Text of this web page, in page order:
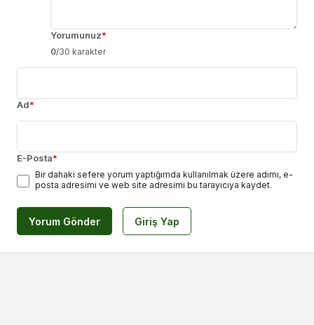
Yorumunuz*
0/30 karakter
Ad*
E-Posta*
Bir dahaki sefere yorum yaptığımda kullanılmak üzere adımı, e-
posta adresimi ve web site adresimi bu tarayıcıya kaydet.
Yorum Gönder Giriş Yap